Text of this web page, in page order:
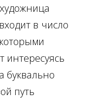
в число
интересуясь
буквально
путь